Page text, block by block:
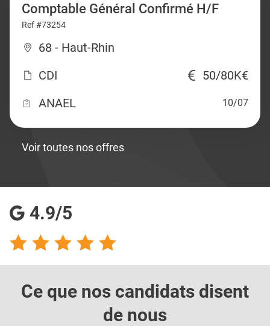
Comptable Général Confirmé H/F
Ref #73254
68 - Haut-Rhin
CDI
50/80K€
ANAEL
10/07
Voir toutes nos offres
4.9/5
Ce que nos candidats disent
de nous